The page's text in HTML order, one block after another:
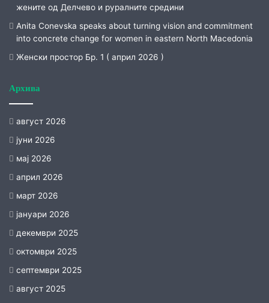
жените од Делчево и руралните средини
Anita Conevska speaks about turning vision and commitment
into concrete change for women in eastern North Macedonia
Женски простор Бр. 1 ( април 2026 )
Архива
август 2026
јуни 2026
мај 2026
април 2026
март 2026
јануари 2026
декември 2025
октомври 2025
септември 2025
август 2025